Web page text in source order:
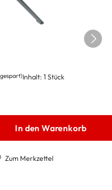
Inhalt: 1 Stück
In den Warenkorb
Zum Merkzettel